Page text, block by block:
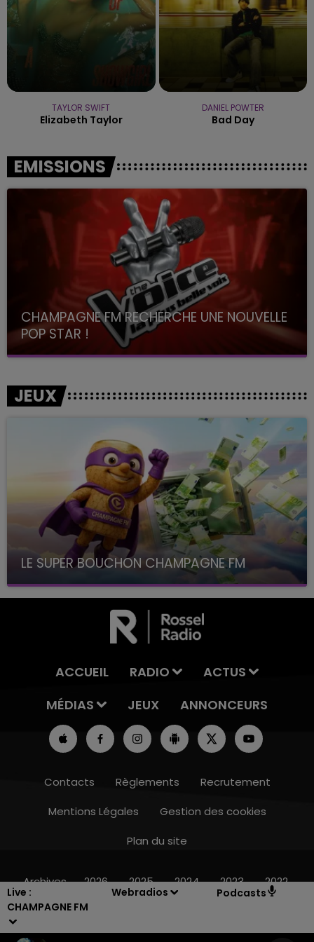
Live :
CHAMPAGNE FM
Webradios Podcasts
LE BEST OF DE LA FAMILLE CHAMPAGNE
TAYLOR SWIFT
Elizabeth Taylor
DANIEL POWTER
Bad Day
EMISSIONS
CHAMPAGNE FM RECHERCHE UNE NOUVELLE
POP STAR !
Toute la journée sur Champagne FM
JEUX
LE SUPER BOUCHON CHAMPAGNE FM
avec La Famille Champagne FM, à 8H10
ACCUEIL RADIO
ACTUS
MÉDIAS
JEUX ANNONCEURS
Contacts Règlements
Recrutement
Mentions Légales
Gestion des cookies
Plan du site
Archives 2026 2025 2024 2023 2022